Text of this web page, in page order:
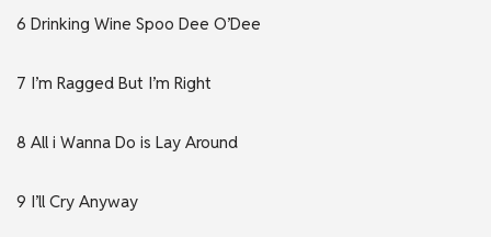
6 Drinking Wine Spoo Dee O’Dee
7 I’m Ragged But I’m Right
8 All i Wanna Do is Lay Around
9 I’ll Cry Anyway